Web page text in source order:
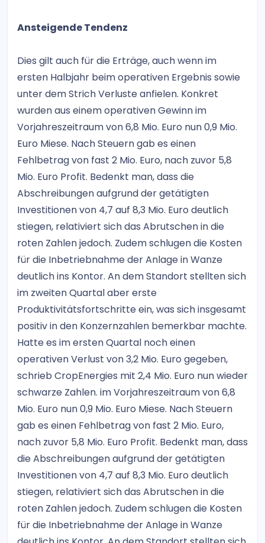
Ansteigende Tendenz
Dies gilt auch für die Erträge, auch wenn im
ersten Halbjahr beim operativen Ergebnis sowie
unter dem Strich Verluste anfielen. Konkret
wurden aus einem operativen Gewinn im
Vorjahreszeitraum von 6,8 Mio. Euro nun 0,9 Mio.
Euro Miese. Nach Steuern gab es einen
Fehlbetrag von fast 2 Mio. Euro, nach zuvor 5,8
Mio. Euro Profit. Bedenkt man, dass die
Abschreibungen aufgrund der getätigten
Investitionen von 4,7 auf 8,3 Mio. Euro deutlich
stiegen, relativiert sich das Abrutschen in die
roten Zahlen jedoch. Zudem schlugen die Kosten
für die Inbetriebnahme der Anlage in Wanze
deutlich ins Kontor. An dem Standort stellten sich
im zweiten Quartal aber erste
Produktivitätsfortschritte ein, was sich insgesamt
positiv in den Konzernzahlen bemerkbar machte.
Hatte es im ersten Quartal noch einen
operativen Verlust von 3,2 Mio. Euro gegeben,
schrieb CropEnergies mit 2,4 Mio. Euro nun wieder
schwarze Zahlen. im Vorjahreszeitraum von 6,8
Mio. Euro nun 0,9 Mio. Euro Miese. Nach Steuern
gab es einen Fehlbetrag von fast 2 Mio. Euro,
nach zuvor 5,8 Mio. Euro Profit. Bedenkt man, dass
die Abschreibungen aufgrund der getätigten
Investitionen von 4,7 auf 8,3 Mio. Euro deutlich
stiegen, relativiert sich das Abrutschen in die
roten Zahlen jedoch. Zudem schlugen die Kosten
für die Inbetriebnahme der Anlage in Wanze